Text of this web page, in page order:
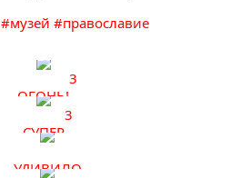
#музей #православие
ОГОНЬ!
3
СУПЕР
3
УДИВИЛО